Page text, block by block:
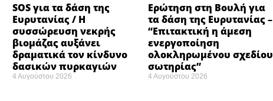
SOS για τα δάση της
Ευρυτανίας / Η
συσσώρευση νεκρής
βιομάζας αυξάνει
δραματικά τον κίνδυνο
δασικών πυρκαγιών
4 Αυγούστου 2026
Ερώτηση στη Βουλή για
τα δάση της Ευρυτανίας –
“Eπιτακτική η άμεση
ενεργοποίηση
ολοκληρωμένου σχεδίου
σωτηρίας”
4 Αυγούστου 2026